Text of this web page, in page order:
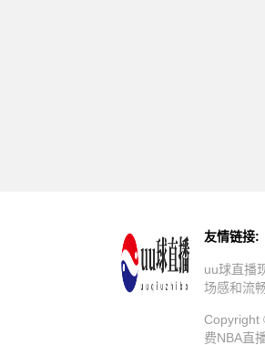
友情链接:
uu球直播
场感和流
Copyright
费NBA直